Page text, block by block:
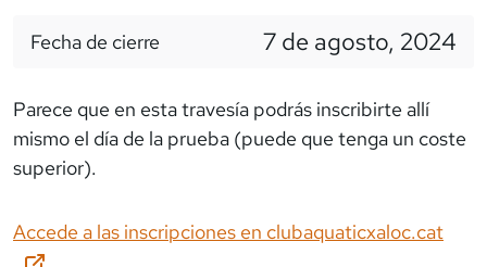
Fecha de cierre 7 de agosto, 2024
Parece que en esta travesía podrás inscribirte allí
mismo el día de la prueba (puede que tenga un coste
superior).
Accede a las inscripciones en clubaquaticxaloc.cat